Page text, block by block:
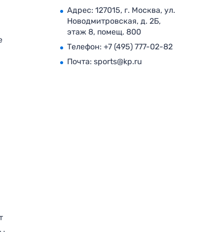
Адрес: 127015, г. Москва, ул.
Новодмитровская, д. 2Б,
этаж 8, помещ. 800
Телефон: +7 (495) 777-02-82
Почта: sports@kp.ru